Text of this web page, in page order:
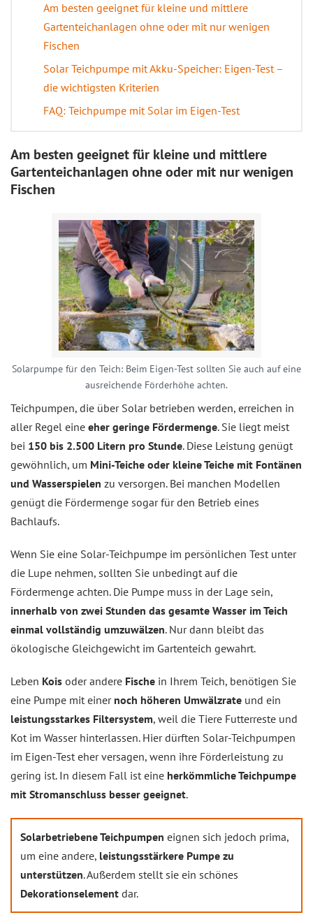
Am besten geeignet für kleine und mittlere
Gartenteichanlagen ohne oder mit nur wenigen
Fischen
Solar Teichpumpe mit Akku-Speicher: Eigen-Test –
die wichtigsten Kriterien
FAQ: Teichpumpe mit Solar im Eigen-Test
Am besten geeignet für kleine und mittlere
Gartenteichanlagen ohne oder mit nur wenigen
Fischen
Solarpumpe für den Teich: Beim Eigen-Test sollten Sie auch auf eine
ausreichende Förderhöhe achten.
Teichpumpen, die über Solar betrieben werden, erreichen in
aller Regel eine eher geringe Fördermenge. Sie liegt meist
bei 150 bis 2.500 Litern pro Stunde. Diese Leistung genügt
gewöhnlich, um Mini-Teiche oder kleine Teiche mit Fontänen
und Wasserspielen zu versorgen. Bei manchen Modellen
genügt die Fördermenge sogar für den Betrieb eines
Bachlaufs.
Wenn Sie eine Solar-Teichpumpe im persönlichen Test unter
die Lupe nehmen, sollten Sie unbedingt auf die
Fördermenge achten. Die Pumpe muss in der Lage sein,
innerhalb von zwei Stunden das gesamte Wasser im Teich
einmal vollständig umzuwälzen. Nur dann bleibt das
ökologische Gleichgewicht im Gartenteich gewahrt.
Leben Kois oder andere Fische in Ihrem Teich, benötigen Sie
eine Pumpe mit einer noch höheren Umwälzrate und ein
leistungsstarkes Filtersystem, weil die Tiere Futterreste und
Kot im Wasser hinterlassen. Hier dürften Solar-Teichpumpen
im Eigen-Test eher versagen, wenn ihre Förderleistung zu
gering ist. In diesem Fall ist eine herkömmliche Teichpumpe
mit Stromanschluss besser geeignet.
Solarbetriebene Teichpumpen eignen sich jedoch prima,
um eine andere, leistungsstärkere Pumpe zu
unterstützen. Außerdem stellt sie ein schönes
Dekorationselement dar.